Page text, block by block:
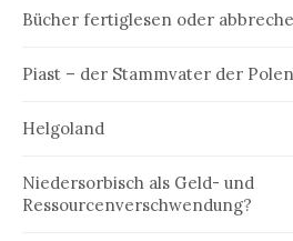
Bücher fertiglesen oder
Piast – der Stammvater der Polen
Helgoland
Niedersorbisch als Geld- und
Ressourcenverschwendung?